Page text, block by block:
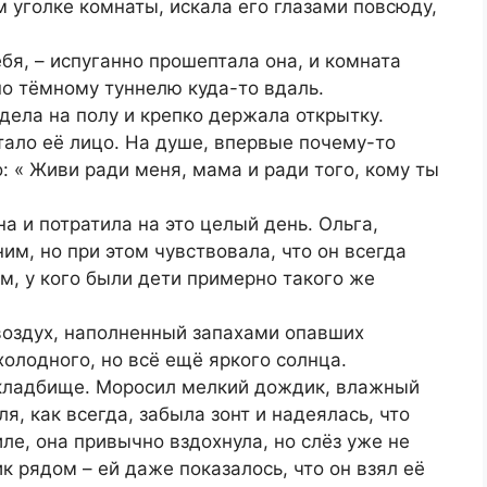
комнаты, искала его глазами повсюду,
– испуганно прошептала она, и комната
тёмному туннелю куда-то вдаль.
на полу и крепко держала открытку.
её лицо. На душе, впервые почему-то
« Живи ради меня, мама и ради того, кому ты
и потратила на это целый день. Ольга,
но при этом чувствовала, что он всегда
у кого были дети примерно такого же
наполненный запахами опавших
но всё ещё яркого солнца.
Моросил мелкий дождик, влажный
как всегда, забыла зонт и надеялась, что
она привычно вздохнула, но слёз уже не
– ей даже показалось, что он взял её